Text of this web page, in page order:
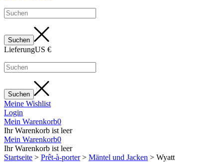
LieferungUS €
Meine Wishlist
Login
Mein Warenkorb0
Ihr Warenkorb ist leer
Mein Warenkorb0
Ihr Warenkorb ist leer
Startseite > Prêt-à-porter> Mäntel und Jacken > Wyatt